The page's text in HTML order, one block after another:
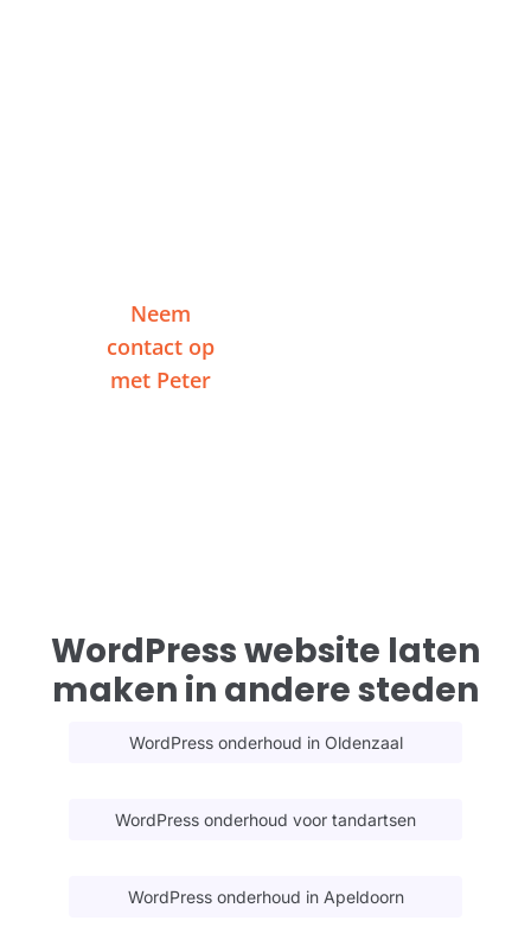
Neem
contact op
met Peter
WordPress website laten
maken in andere steden
WordPress onderhoud in Oldenzaal
WordPress onderhoud voor tandartsen
WordPress onderhoud in Apeldoorn